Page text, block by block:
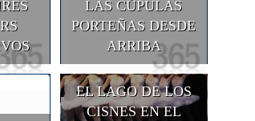
LAS CÚPULAS
PORTEÑAS DESDE
ARRIBA
EL LAGO DE LOS
CISNES EN EL